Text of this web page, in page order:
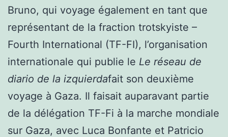
Bruno, qui voyage également en tant que
représentant de la fraction trotskyiste –
Fourth International (TF-FI), l’organisation
internationale qui publie le Le réseau de
diario de la izquierdafait son deuxième
voyage à Gaza. Il faisait auparavant partie
de la délégation TF-Fi à la marche mondiale
sur Gaza, avec Luca Bonfante et Patricio